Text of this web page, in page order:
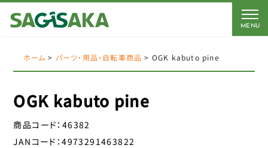
MENU
CATEGORY
キッズパーツ
BRAND
AMERICAN EAGLE
Coleman
BICYCLE
AMERICAN EAGLE
サギサカオリジナル
ホーム > パーツ・用品・自転車商品 > OGK kabuto pine
OGK kabuto pine
商品コード： 46382
JANコード：4973291463822